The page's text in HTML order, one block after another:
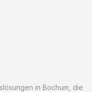
in Bochum, die